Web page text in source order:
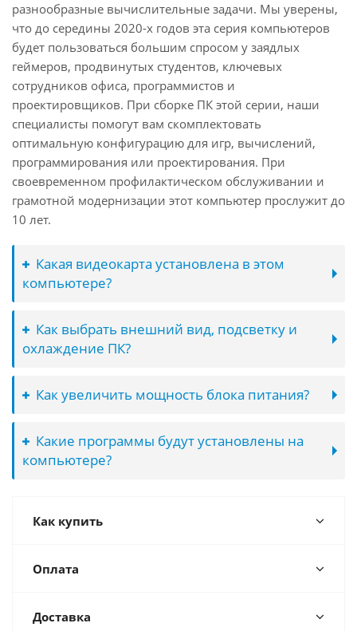
разнообразные вычислительные задачи. Мы уверены,
что до середины 2020-х годов эта серия компьютеров
будет пользоваться большим спросом у заядлых
геймеров, продвинутых студентов, ключевых
сотрудников офиса, программистов и
проектировщиков. При сборке ПК этой серии, наши
специалисты помогут вам скомплектовать
оптимальную конфигурацию для игр, вычислений,
программирования или проектирования. При
своевременном профилактическом обслуживании и
грамотной модернизации этот компьютер прослужит до
10 лет.
Какая видеокарта установлена в этом
компьютере?
Как выбрать внешний вид, подсветку и
охлаждение ПК?
Как увеличить мощность блока питания?
Какие программы будут установлены на
компьютере?
Как купить
Оплата
Доставка